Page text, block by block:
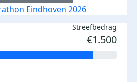
Eindhoven 2026
Streefbedrag
€1.500